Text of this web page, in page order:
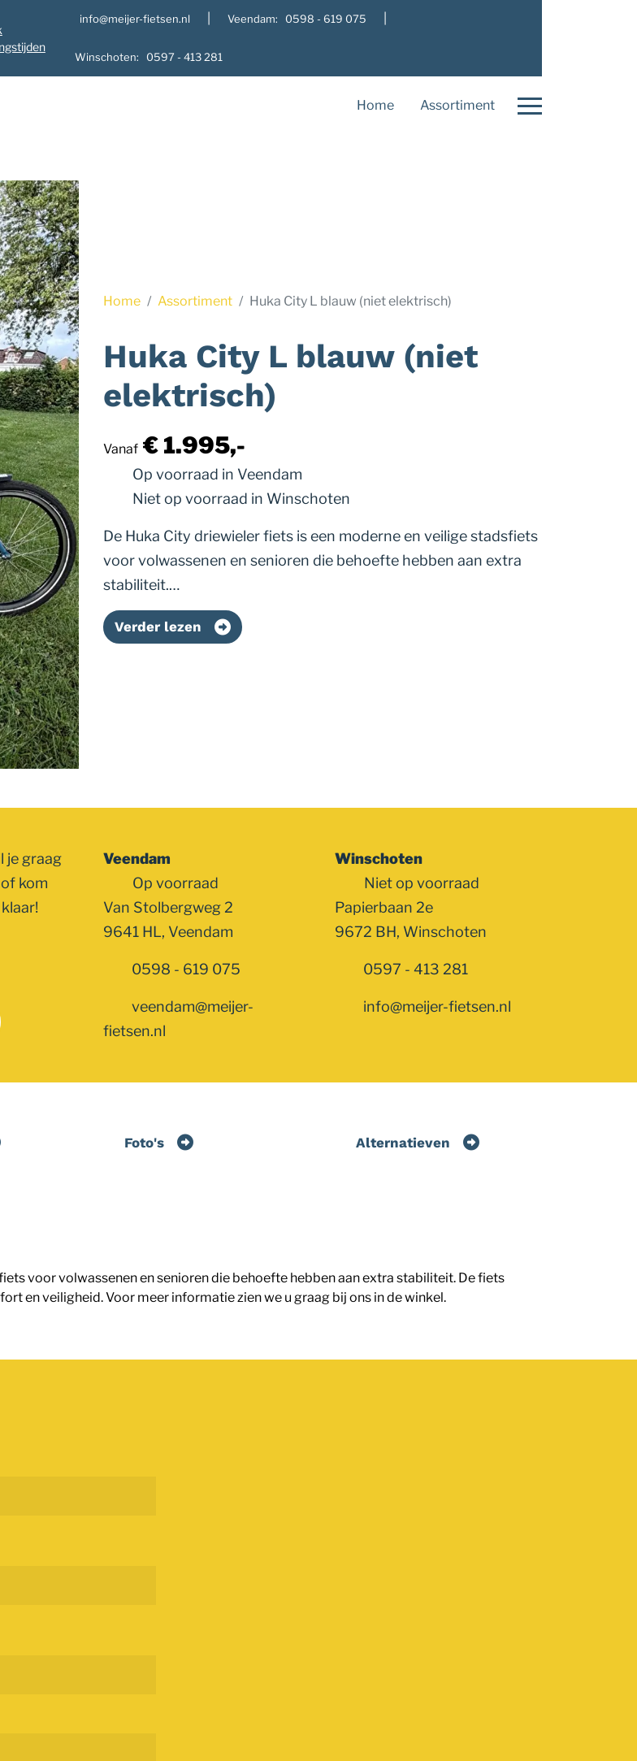
info@meijer-fietsen.nl Veendam: 0598 - 619 075
Winschoten: 0597 - 413 281
Home Assortiment
Home Assortiment Huka City L blauw (niet elektrisch)
Huka City L blauw (niet
elektrisch)
Vanaf € 1.995,-
Op voorraad in Veendam
Niet op voorraad in Winschoten
De Huka City driewieler fiets is een moderne en veilige stadsfiets
voor volwassenen en senioren die behoefte hebben aan extra
stabiliteit.…
Verder lezen
Veendam
Op voorraad
Van Stolbergweg 2
9641 HL, Veendam
0598 - 619 075
veendam@meijer-
fietsen.nl
Winschoten
Niet op voorraad
Papierbaan 2e
9672 BH, Winschoten
0597 - 413 281
info@meijer-fietsen.nl
je graag
kom
Foto's Alternatieven
voor volwassenen en senioren die behoefte hebben aan extra stabiliteit. De fiets
en veiligheid. Voor meer informatie zien we u graag bij ons in de winkel.